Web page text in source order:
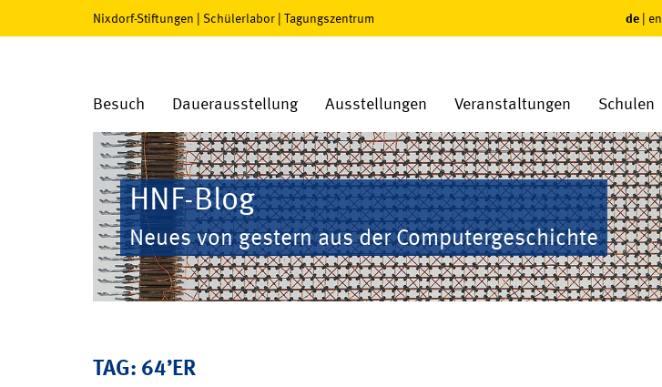
Nixdorf-Stiftungen | Schülerlabor | Tagungszentrum de | en
Besuch Dauerausstellung Ausstellungen Veranstaltungen Schulen
HNF-Blog
Neues von gestern aus der Computergeschichte
TAG: 64’ER